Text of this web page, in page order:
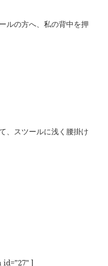
ルの方へ、私の背中を押
、スツールに浅く腰掛け
]